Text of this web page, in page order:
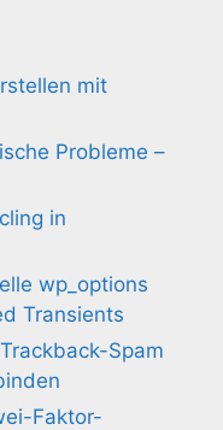
mit
Probleme –
in
wp_options
Transients
Spam
Faktor-